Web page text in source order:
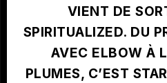
VIENT DE
SPIRITUALIZED. DU
AVEC ELBOW À
PLUMES, C’EST